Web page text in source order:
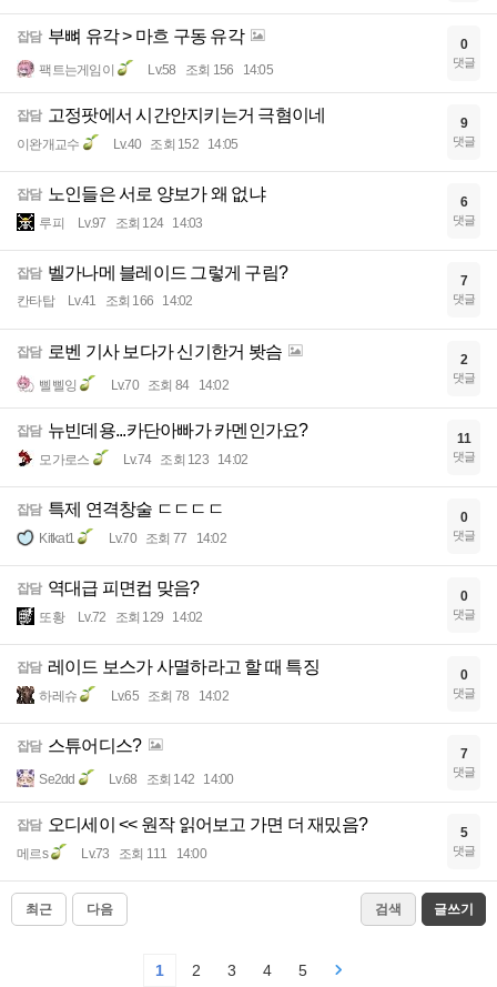
잡담 부뼈 유각 > 마흐 구동 유각
팩트는게임이 Lv.58 조회 156 14:05
0
댓글
잡담 고정팟에서 시간안지키는거 극혐이네
이완개교수 Lv.40 조회 152 14:05
9
댓글
잡담 노인들은 서로 양보가 왜 없냐
루피 Lv.97 조회 124 14:03
6
댓글
잡담 벨가나메 블레이드 그렇게 구림?
칸타탑 Lv.41 조회 166 14:02
7
댓글
잡담 로벤 기사 보다가 신기한거 봣슴
삘삘잉 Lv.70 조회 84 14:02
2
댓글
잡담 뉴빈데용...카단아빠가 카멘인가요?
모가로스 Lv.74 조회 123 14:02
11
댓글
잡담 특제 연격창술 ㄷㄷㄷㄷ
Kitkat1 Lv.70 조회 77 14:02
0
댓글
잡담 역대급 피면컵 맞음?
또황 Lv.72 조회 129 14:02
0
댓글
잡담 레이드 보스가 사멸하라고 할 때 특징
하레슈 Lv.65 조회 78 14:02
0
댓글
잡담 스튜어디스?
Se2dd Lv.68 조회 142 14:00
7
댓글
잡담 오디세이 << 원작 읽어보고 가면 더 재밌음?
메르s Lv.73 조회 111 14:00
5
댓글
최근 다음 검색 글쓰기
1 2 3 4 5